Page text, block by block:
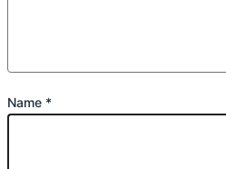
Name *